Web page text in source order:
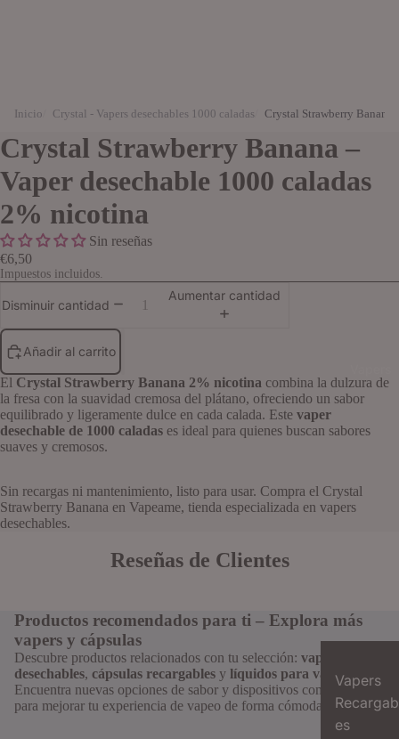
Vapers
es
Inicio Crystal - Vapers desechables 1000 caladas Crystal Strawberry Banana
Crystal Strawberry Banana –
Vaper desechable 1000 caladas
2% nicotina
Sin reseñas
€6,50
Impuestos incluidos.
Disminuir cantidad
Aumentar cantidad
Añadir al carrito
El Crystal Strawberry Banana 2% nicotina combina la dulzura de
la fresa con la suavidad cremosa del plátano, ofreciendo un sabor
equilibrado y ligeramente dulce en cada calada. Este vaper
desechable de 1000 caladas es ideal para quienes buscan sabores
suaves y cremosos.
Sin recargas ni mantenimiento, listo para usar. Compra el Crystal
Strawberry Banana en Vapeame, tienda especializada en vapers
desechables.
Reseñas de Clientes
Productos recomendados para ti – Explora más
vapers y cápsulas
Descubre productos relacionados con tu selección: vapers
desechables, cápsulas recargables y líquidos para vapeo
Encuentra nuevas opciones de sabor y dispositivos compatibles
para mejorar tu experiencia de vapeo de forma cómoda y segura.